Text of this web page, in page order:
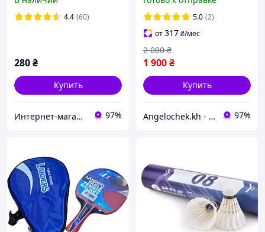
4.4 (60)
280₴
Купить
Интернет-магазин EXUS 97%
5.0 (2)
от317₴/мес
1 900₴
2 000 ₴
Купить
Angelochek.kh - интернет-магазин детских товаров и настольных игр 97%